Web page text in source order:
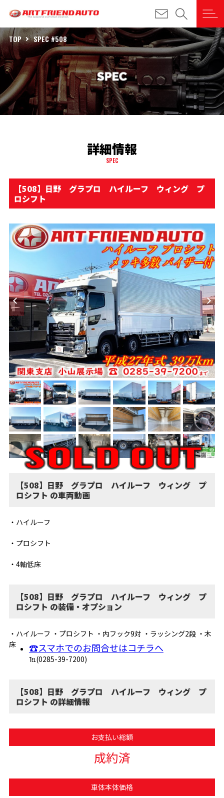
TOP SPEC #508
詳細情報
SPEC
【508】日野 グラプロ ハイルーフ ウィング プ
ロシフト
【508】日野 グラプロ ハイルーフ ウィング プ
ロシフト の車両動画
・ハイルーフ
・プロシフト
・4軸低床
【508】日野 グラプロ ハイルーフ ウィング プ
ロシフト の装備・オプション
・ハイルーフ ・プロシフト ・内フック9対 ・ラッシング2段 ・木
床
☎スマホでのお問合せはコチラへ
℡(0285-39-7200)
【508】日野 グラプロ ハイルーフ ウィング プ
ロシフト の詳細情報
お支払い総額
成約済
車体本体価格